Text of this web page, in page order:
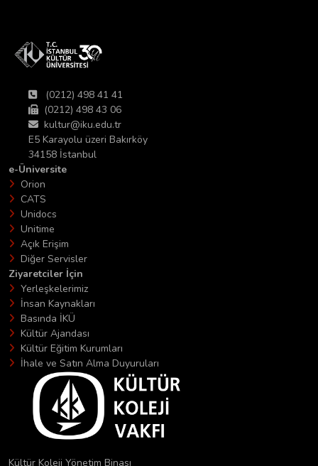
(0212) 498 41 41
(0212) 498 43 06
kultur@iku.edu.tr
E5 Karayolu üzeri Bakırköy
34158 İstanbul
e-Üniversite
Orion
CATS
Unidocs
Unitime
Açık Erişim
Diğer Servisler
Ziyaretciler İçin
Yerleşkelerimiz
İnsan Kaynakları
Basında İKÜ
Kültür Ajandası
Kültür Eğitim Kurumları
İhale ve Satın Alma Duyuruları
Kültür Koleji Yönetim Binası